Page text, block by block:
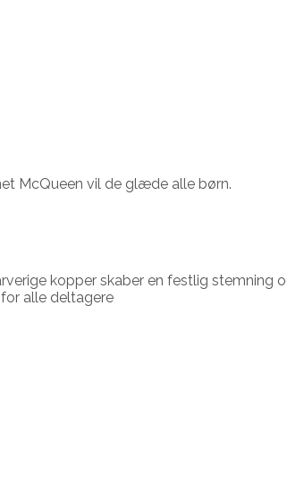
McQueen vil de glæde alle børn.
kopper skaber en festlig stemning
alle deltagere